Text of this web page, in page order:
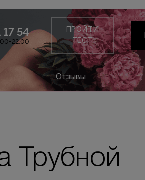
54
22:00
ПРОЙТИ
ТЕСТ
Отзывы
Трубной